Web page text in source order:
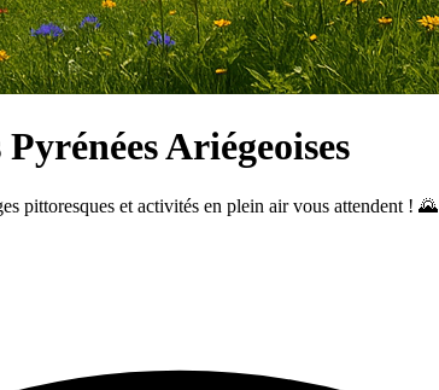
Ariégeoises
pittoresques et activités en plein air vous attendent ! 🌄